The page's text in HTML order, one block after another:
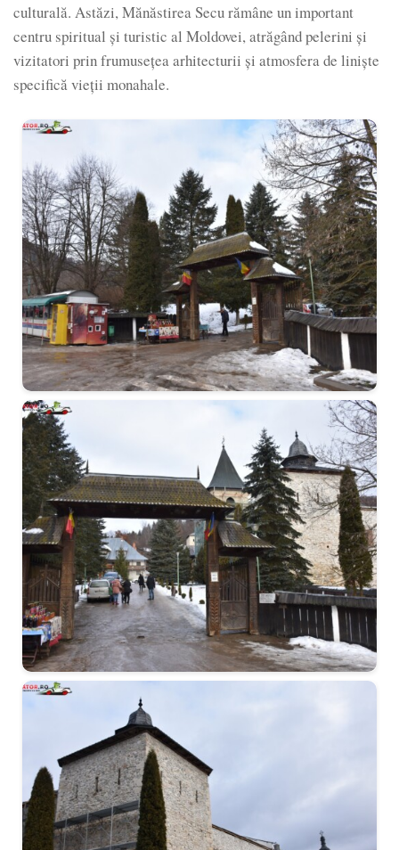
culturală. Astăzi, Mănăstirea Secu rămâne un important
centru spiritual și turistic al Moldovei, atrăgând pelerini și
vizitatori prin frumusețea arhitecturii și atmosfera de liniște
specifică vieții monahale.